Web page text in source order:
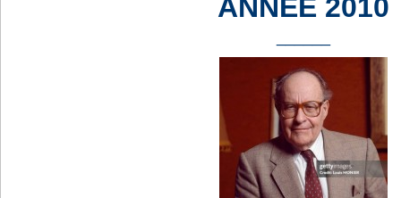
ANNEE 2010